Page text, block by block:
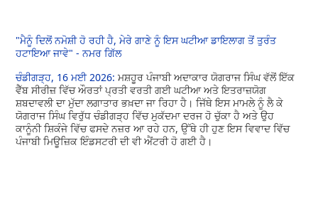
"ਮੈਨੂੰ ਦਿਲੋਂ ਨਮੋਸ਼ੀ ਹੋ ਰਹੀ ਹੈ, ਮੇਰੇ ਗਾਣੇ ਨੂੰ ਇਸ ਘਟੀਆ ਡਾਇਲਾਗ ਤੋਂ ਤੁਰੰਤ
ਹਟਾਇਆ ਜਾਵੇ" - ਨਮਰ ਗਿੱਲ
ਚੰਡੀਗੜ੍ਹ, 16 ਮਈ 2026:ਮਸ਼ਹੂਰ ਪੰਜਾਬੀ ਅਦਾਕਾਰ ਯੋਗਰਾਜ ਸਿੰਘ ਵੱਲੋਂ ਇੱਕ
ਵੈੱਬ ਸੀਰੀਜ਼ ਵਿੱਚ ਔਰਤਾਂ ਪ੍ਰਤੀ ਵਰਤੀ ਗਈ ਘਟੀਆ ਅਤੇ ਇਤਰਾਜ਼ਯੋਗ
ਸ਼ਬਦਾਵਲੀ ਦਾ ਮੁੱਦਾ ਲਗਾਤਾਰ ਭਖ਼ਦਾ ਜਾ ਰਿਹਾ ਹੈ। ਜਿੱਥੇ ਇਸ ਮਾਮਲੇ ਨੂੰ ਲੈ ਕੇ
ਯੋਗਰਾਜ ਸਿੰਘ ਵਿਰੁੱਧ ਚੰਡੀਗੜ੍ਹ ਵਿੱਚ ਮੁਕੱਦਮਾ ਦਰਜ ਹੋ ਚੁੱਕਾ ਹੈ ਅਤੇ ਉਹ
ਕਾਨੂੰਨੀ ਸ਼ਿਕੰਜੇ ਵਿੱਚ ਫਸਦੇ ਨਜ਼ਰ ਆ ਰਹੇ ਹਨ, ਉੱਥੇ ਹੀ ਹੁਣ ਇਸ ਵਿਵਾਦ ਵਿੱਚ
ਪੰਜਾਬੀ ਮਿਊਜ਼ਿਕ ਇੰਡਸਟਰੀ ਦੀ ਵੀ ਐਂਟਰੀ ਹੋ ਗਈ ਹੈ।